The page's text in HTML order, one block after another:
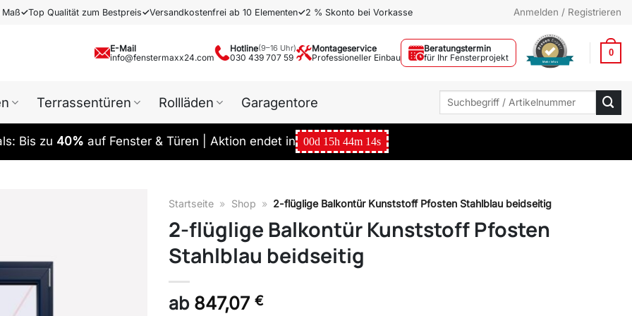
Maß✓Top Qualität zum Bestpreis✓Versandkostenfrei ab 10 Elementen✓2 % Skonto bei Vorkasse Anmelden / Registrieren
E-Mail
info@fenstermaxx24.com
Hotline(9–16 Uhr)
030 439 707 59
Montageservice
Professioneller Einbau
Beratungstermin
für Ihr Fensterprojekt
Mehr Infos
0
Terrassentüren Rollläden Garagentore
Suchen
Bis zu 40% auf Fenster & Türen | Aktion endet in 00d 15h 44m 13s
Startseite » Shop » 2-flüglige Balkontür Kunststoff Pfosten Stahlblau beidseitig
2-flüglige Balkontür Kunststoff Pfosten
Stahlblau beidseitig
ab 847,07 €